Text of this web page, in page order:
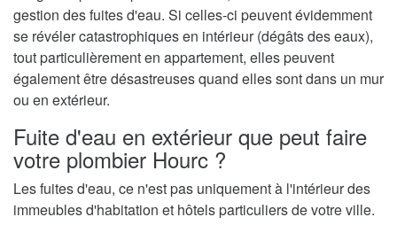
gestion des fuites d'eau. Si celles-ci peuvent évidemment
se révéler catastrophiques en intérieur (dégâts des eaux),
tout particulièrement en appartement, elles peuvent
également être désastreuses quand elles sont dans un mur
ou en extérieur.
Fuite d'eau en extérieur que peut faire
votre plombier Hourc ?
Les fuites d'eau, ce n'est pas uniquement à l'intérieur des
immeubles d'habitation et hôtels particuliers de votre ville.